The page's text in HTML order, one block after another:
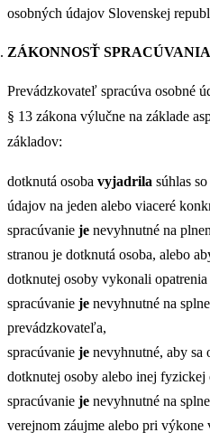
osobných údajov Slovenskej
ZÁKONNOSŤ
Prevádzkovateľ spracúva osobné
§ 13 zákona výlučne na základe
základov:
dotknutá osoba vyjadrila súhlas
údajov na jeden alebo viaceré
spracúvanie je nevyhnutné na
stranou je dotknutá osoba, alebo
dotknutej osoby vykonali
spracúvanie je nevyhnutné na
prevádzkovateľa,
spracúvanie je nevyhnutné, aby sa
dotknutej osoby alebo inej fyzickej
spracúvanie je nevyhnutné na
verejnom záujme alebo pri výkone